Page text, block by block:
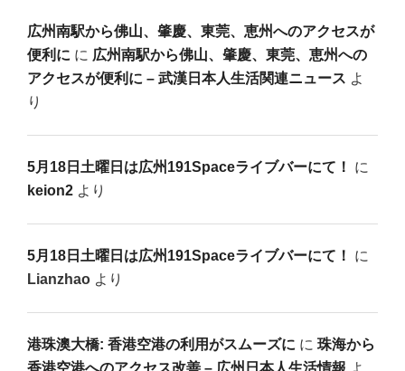
広州南駅から佛山、肇慶、東莞、恵州へのアクセスが
便利に に 広州南駅から佛山、肇慶、東莞、恵州への
アクセスが便利に – 武漢日本人生活関連ニュース よ
り
5月18日土曜日は広州191Spaceライブバーにて！
に
keion2 より
5月18日土曜日は広州191Spaceライブバーにて！
に
Lianzhao より
港珠澳大橋: 香港空港の利用がスムーズに に 珠海から
香港空港へのアクセス改善 – 広州日本人生活情報 よ